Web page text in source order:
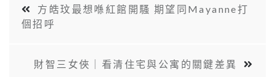
方皓玟最想喺紅館開騷 期望同Mayanne打
個招呼
財智三女俠｜看清住宅與公寓的關鍵差異